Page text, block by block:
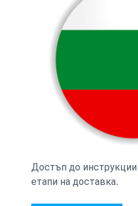
Достъп до инструкции
етапи на доставка.